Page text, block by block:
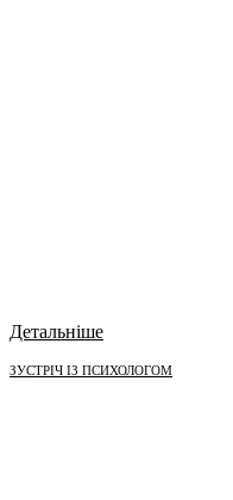
Детальніше
ЗУСТРІЧ ІЗ ПСИХОЛОГОМ